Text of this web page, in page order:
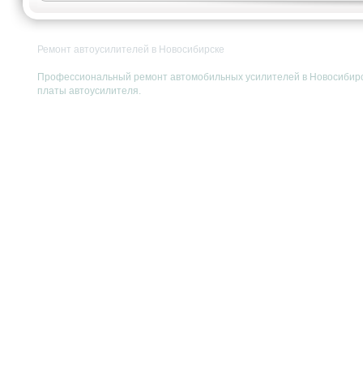
Ремонт автоусилителей в Новосибирске
Профессиональный ремонт автомобильных усилителей в
платы автоусилителя.